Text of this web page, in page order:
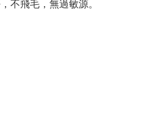
不飛毛，無過敏源。